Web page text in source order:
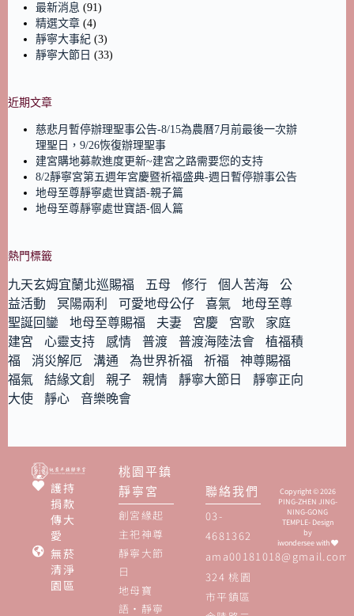
最新消息 (91)
精選文章 (4)
靜寧大事紀 (3)
靜寧大節日 (33)
近期文章
慈悲月暫停辦理聖事公告-8/15為農曆7月前最後一次辦
理聖日，9/26恢復辦理聖事
建宮購地募款進度更新~建宮之路需要您的支持
8/2靜寧宮第五週年宮慶暨祈福盛典-週日暫停辦事公告
地母至尊靜寧處世寶語-親子篇
地母至尊靜寧處世寶語-個人篇
熱門標籤
九天玄姆宜蘭北巡賜福 五母 修行 個人苦海
公
益活動
冥陽兩利 可愛地母公仔 喜氣
地母至尊
聖誕回鑾
地母至尊賜福 夫妻 宮慶 宮歌
家庭
建宮
心靈支持 感情 普渡 普渡海陸法會
植福積
福
消災解厄 溝通 為世界祈福 祈福
神尊賜福
福氣
結緣文創 親子 親情 靜寧大節日
靜寧正向
大使
靜心 音樂晚會
護持
捐款
傳大
愛
無菸
清淨
園區
桃園平鎮
靜寧宮
創宮緣起
主祀神尊
靜寧大節
日
地母寶
語‧靜寧
聯絡我們
03-
4681362
ama00181018@gmail.com
324 桃園
市平鎮區
Copyright © 2026
PING-ZHEN JING-
NING-GONG
TEMPLE- Design
by
iwonderseewith